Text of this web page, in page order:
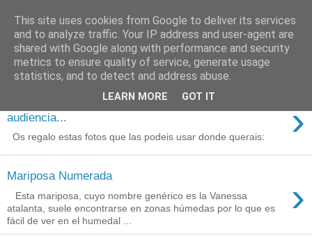
Está de pinga
3/8/26
Agradecimientos a Ares por su
audiencia...
›
Os regalo estas fotos que las podeis usar donde querais:
Mariposa Numerada ›
Esta mariposa, cuyo nombre genérico es la Vanessa
atalanta, suele encontrarse en zonas húmedas por lo que es
fácil de ver en el humedal ...
This site uses cookies from Google to deliver its services
and to analyze traffic. Your IP address and user-agent are
shared with Google along with performance and security
metrics to ensure quality of service, generate usage
statistics, and to detect and address abuse.
LEARN MORE GOT IT